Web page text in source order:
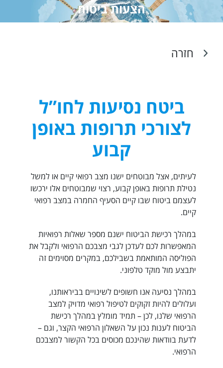
הצעות ביטוח
חזרה
ביטח נסיעות לחו”ל
לצורכי תרופות באופן
קבוע
לעיתים, אצל מבוטחים ישנו מצב רפואי קיים או למשל
נטילת תרופות באופן קבוע, רצוי שמבוטחים אלו ירכשו
לעצמם ביטוח שבו קיים הסעיף החמרה במצב רפואי
קיים.
במהלך רכישת הביטוח ישנם מספר שאלות רפואיות
המאפשרות לכם לעדכן לגבי מצבכם הרפואי ולקבל את
הפוליסה המותאמת בשבילכם, במקרים מסוימים זה
יתבצע מול מוקד טלפוני.
במהלך נסיעה אנו חשופים לשינויים בביראותנו,
ועלולים להיות זקוקים לטיפול רפואי מדויק למצב
הרפואי שלנו, לכן – תמיד מומלץ במהלך רכישת
הביטוח לענות נכון על השאלון הרפואי הקצר, וגם –
לדעת בוודאות שהינכם מכוסים בכל הקשור למצבכם
הרפואי.